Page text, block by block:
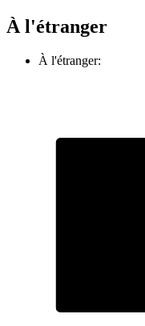
À l'étranger
À l'étranger: